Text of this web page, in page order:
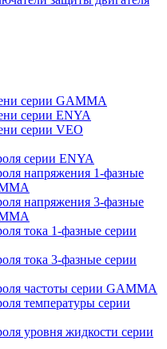
серии GAMMA
серии ENYA
серии VEO
серии ENYA
напряжения 1-фазные
напряжения 3-фазные
тока 1-фазные серии
тока 3-фазные серии
частоты серии GAMMA
температуры серии
уровня жидкости серии